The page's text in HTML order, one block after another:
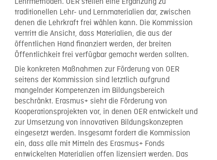
traditionellen Lehr- und Lernmaterialien dar, zwischen
denen die Lehrkraft frei wählen kann. Die Kommission
vertritt die Ansicht, dass Materialien, die aus der
öffentlichen Hand finanziert werden, der breiten
Öffentlichkeit frei verfügbar gemacht werden sollten.
Die konkreten Maßnahmen zur Förderung von OER
seitens der Kommission sind letztlich aufgrund
mangelnder Kompetenzen im Bildungsbereich
beschränkt. Erasmus+ sieht die Förderung von
Kooperationsprojekten vor, in denen OER entwickelt und
zur Umsetzung von innovativen Bildungskonzepten
eingesetzt werden. Insgesamt fordert die Kommission
ein, dass alle mit Mitteln des Erasmus+ Fonds
entwickelten Materialien offen lizensiert werden. Das